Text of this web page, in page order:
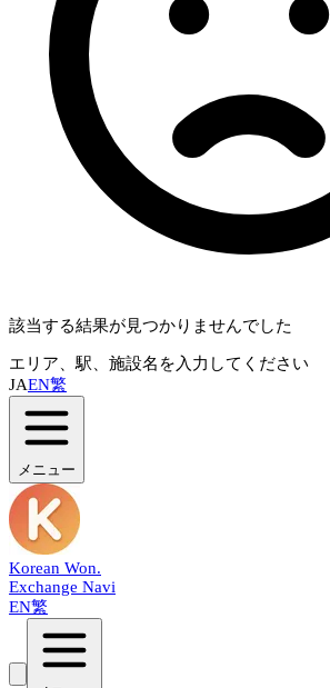
該当する結果が見つかりませんでした
エリア、駅、施設名を入力してください
JAEN繁
メニュー
Korean Won.
Exchange Navi
EN繁